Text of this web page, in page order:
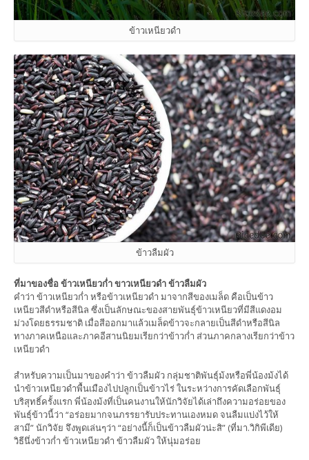
ข้าวเหนียวดำ
ข้าวลืมผัว
ที่มาของชื่อ ข้าวเหนียวก่ำ ขาวเหนียวดำ ข้าวลืมผัว
คำว่า ข้าวเหนียวก่ำ หรือข้าวเหนียวดำ มาจากสีของเมล็ด คือเป็นข้าว
เหนียวสีดำหรือสีนิล ซึ่งเป็นลักษณะของสายพันธุ์ข้าวเหนียวที่มีสีแดงอม
ม่วงโดยธรรมชาติ เมื่อสีออกมาแล้วเมล็ดข้าวจะกลายเป็นสีดำหรือสีนิล
ทางภาคเหนือและภาคอีสานนิยมเรียกว่าข้าวก่ำ ส่วนภาคกลางเรียกว่าข้าว
เหนียวดำ
สำหรับความเป็นมาของคำว่า ข้าวลืมผัว กลุ่มชาติพันธุ์ม้งหรือพี่น้องม้งได้
นำข้าวเหนียวดำพื้นเมืองไปปลูกเป็นข้าวไร่ ในระหว่างการคัดเลือกพันธุ์
บริสุทธิ์ครั้งแรก พี่น้องม้งที่เป็นคนงานให้นักวิจัยได้เล่าถึงความอร่อยของ
พันธุ์ข้าวนี้ว่า “อร่อยมากจนภรรยารับประทานเองหมด จนลืมแบ่งไว้ให้
สามี” นักวิจัย จึงพูดเล่นๆว่า “อย่างนี้ก็เป็นข้าวลืมผัวน่ะสิ” (ที่มา.วิกิพีเดีย)
วิธีนึ่งข้าวก่ำ ข้าวเหนียวดำ ข้าวลืมผัว ให้นุ่มอร่อย